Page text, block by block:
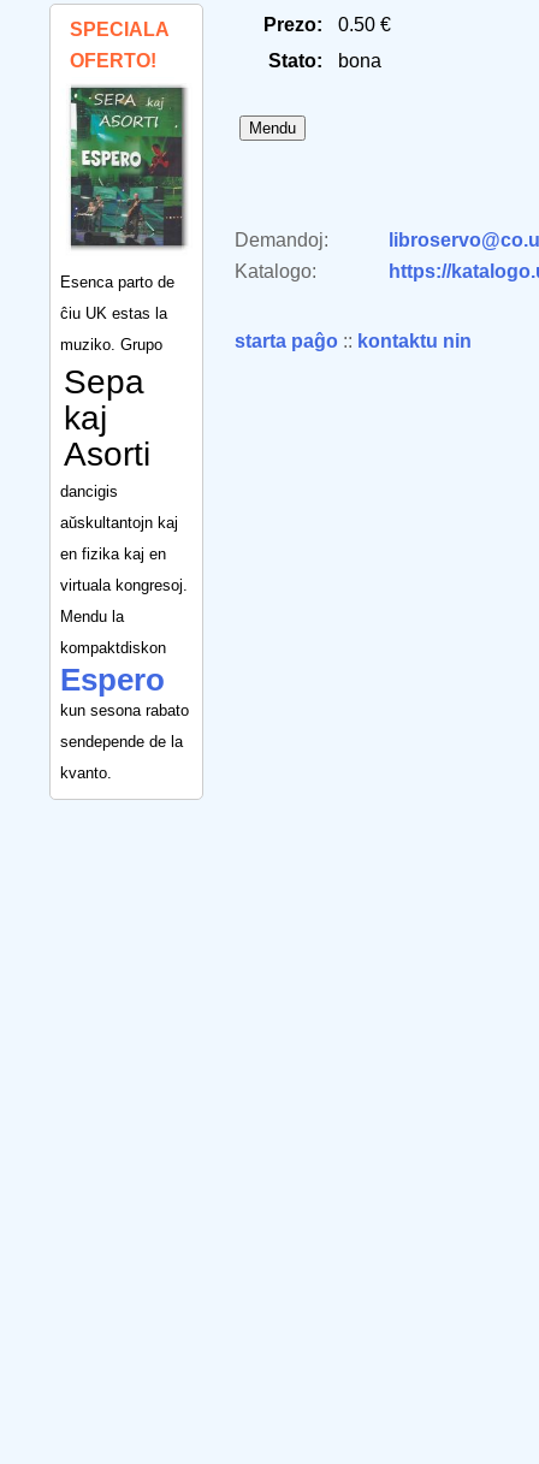
SPECIALA
OFERTO!
Esenca parto de
ĉiu UK estas la
muziko. Grupo
Sepa
kaj
Asorti
dancigis
aŭskultantojn kaj
en fizika kaj en
virtuala kongresoj.
Mendu la
kompaktdiskon
Espero
kun sesona rabato
sendepende de la
kvanto.
Prezo:
0.50 €
Stato:
bona
Demandoj:
Katalogo:
https://
starta paĝo :: kontaktu nin